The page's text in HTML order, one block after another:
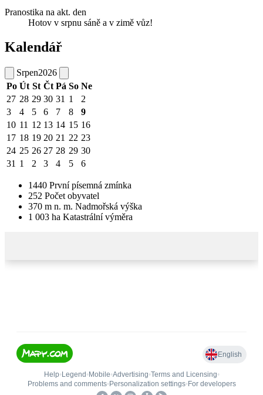
Pranostika na akt. den
Hotov v srpnu sáně a v zimě vůz!
Kalendář
Srpen2026
Po Út St Čt Pá So Ne
27 28 29 30 31 1
2
3
4 5 6 7 8
9
10 11 12 13 14 15 16
17 18 19 20 21 22 23
24 25 26 27 28 29 30
31 1 2 3 4 5 6
1440 První písemná zmínka
252 Počet obyvatel
370 m n. m. Nadmořská výška
1 003 ha Katastrální výměra